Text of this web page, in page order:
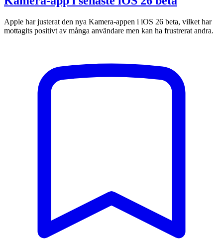
Apple har justerat den nya Kamera-appen i iOS 26 beta, vilket har
mottagits positivt av många användare men kan ha frustrerat andra.